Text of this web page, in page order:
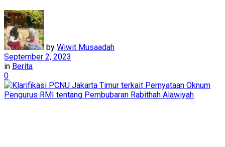
by Wiwit Musaadah
September 2, 2023
in Berita
0